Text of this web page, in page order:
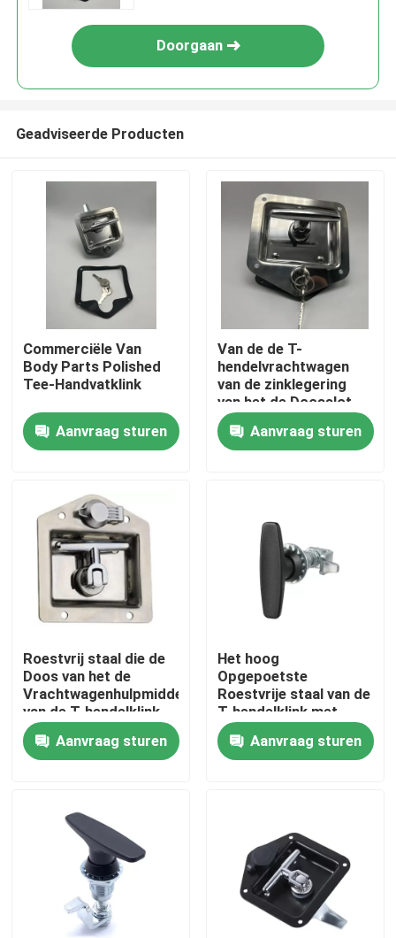
Huis
Ongeveer ons
Fabrieksreis
Contacteer ons
Inconel 600 Materiaal
Inconel 625 Materiaal
Incoloy 800-materiaal
Inconel 718 Materiaal
Doorgaan
Geadviseerde Producten
Commerciële Van
Body Parts Polished
Tee-Handvatklink
Aanvraag sturen
Van de de T-
hendelvrachtwagen
van de zinklegering
van het de Doosslot
het Kabinetsdeur ISO
9001Aanvraag sturen
Roestvrij staal die de
Doos van het de
Vrachtwagenhulpmiddel
van de T-hendelklink
vouwen
Aanvraag sturen
Het hoog
Opgepoetste
Roestvrije staal van de
T-hendelklink met
Pakking en van de
Sleutelsaanhangwagen
Deurklink
Aanvraag sturen